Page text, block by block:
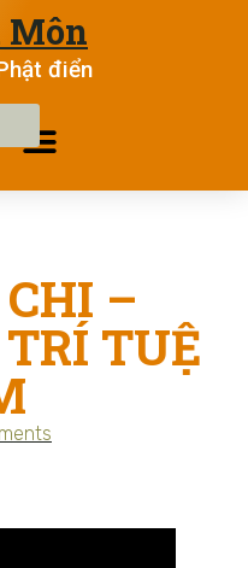
Môn
điển
–
TUỆ